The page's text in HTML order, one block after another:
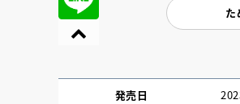
た
発売日